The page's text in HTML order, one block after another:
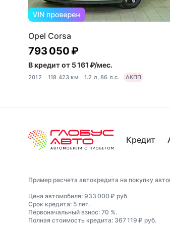
Opel Corsa
793 050 ₽
В кредит от 5 161 ₽/мес.
2012 118 423 км 1.2 л, 86 л.с. АКПП
Кредит
Пример расчета автокредита на покупку
Цена автомобиля: 933 000 ₽ руб.
Срок кредита: 5 лет.
Первоначальный взнос: 70 %.
Полная стоимость кредита: 367 119 ₽ руб.